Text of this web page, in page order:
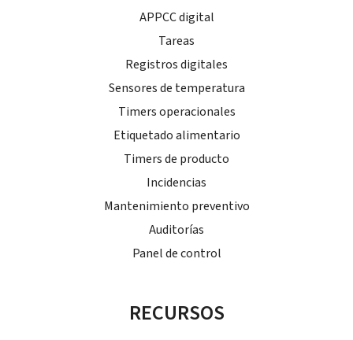
APPCC digital
Tareas
Registros digitales
Sensores de temperatura
Timers operacionales
Etiquetado alimentario
Timers de producto
Incidencias
Mantenimiento preventivo
Auditorías
Panel de control
RECURSOS